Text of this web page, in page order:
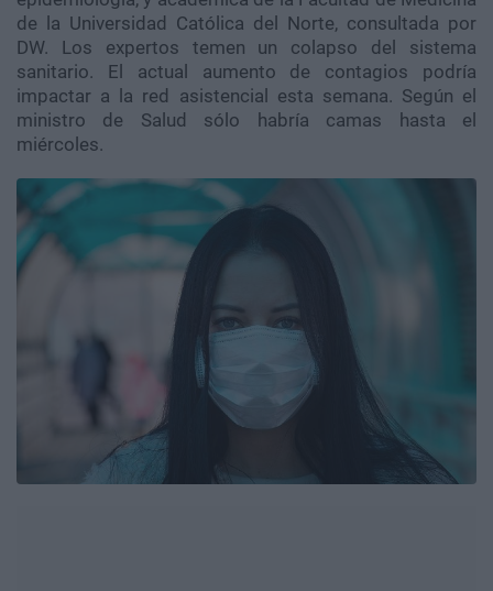
de la Universidad Católica del Norte, consultada por
DW. Los expertos temen un colapso del sistema
sanitario. El actual aumento de contagios podría
impactar a la red asistencial esta semana. Según el
ministro de Salud sólo habría camas hasta el
miércoles.